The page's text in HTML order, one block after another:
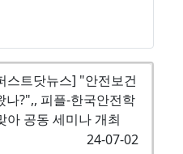
스트닷뉴스] "안전보건
나?",, 피플-한국안전학
아 공동 세미나 개최
24-07-02